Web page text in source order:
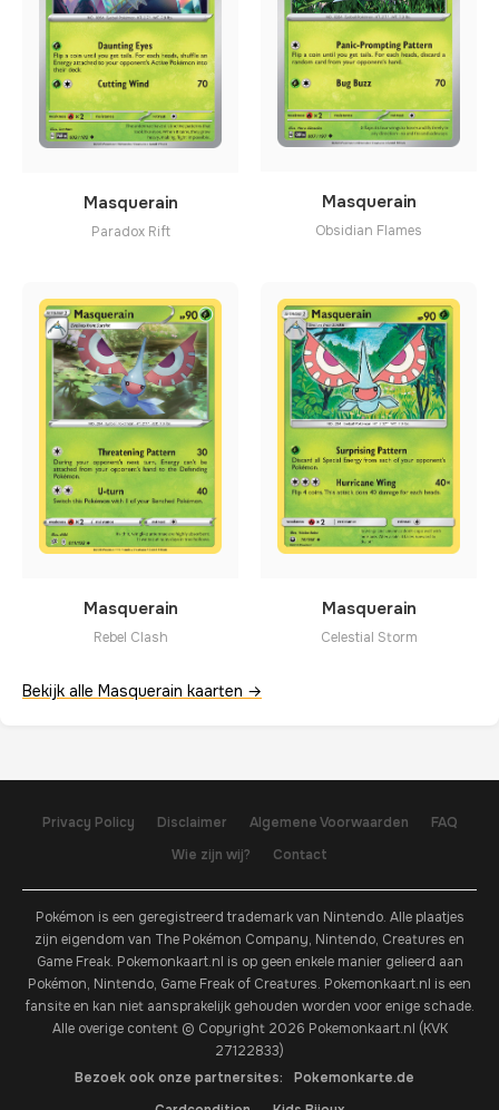
Masquerain
Paradox Rift
Masquerain
Obsidian Flames
Masquerain
Rebel Clash
Masquerain
Celestial Storm
Bekijk alle Masquerain kaarten →
Privacy Policy Disclaimer Algemene Voorwaarden
FAQ
Wie zijn wij?
Contact
Pokémon is een geregistreerd trademark van Nintendo. Alle plaatjes
zijn eigendom van The Pokémon Company, Nintendo, Creatures en
Game Freak. Pokemonkaart.nl is op geen enkele manier gelieerd aan
Pokémon, Nintendo, Game Freak of Creatures. Pokemonkaart.nl is een
fansite en kan niet aansprakelijk gehouden worden voor enige schade.
Alle overige content © Copyright 2026 Pokemonkaart.nl (KVK
27122833)
Bezoek ook onze partnersites:
Pokemonkarte.de